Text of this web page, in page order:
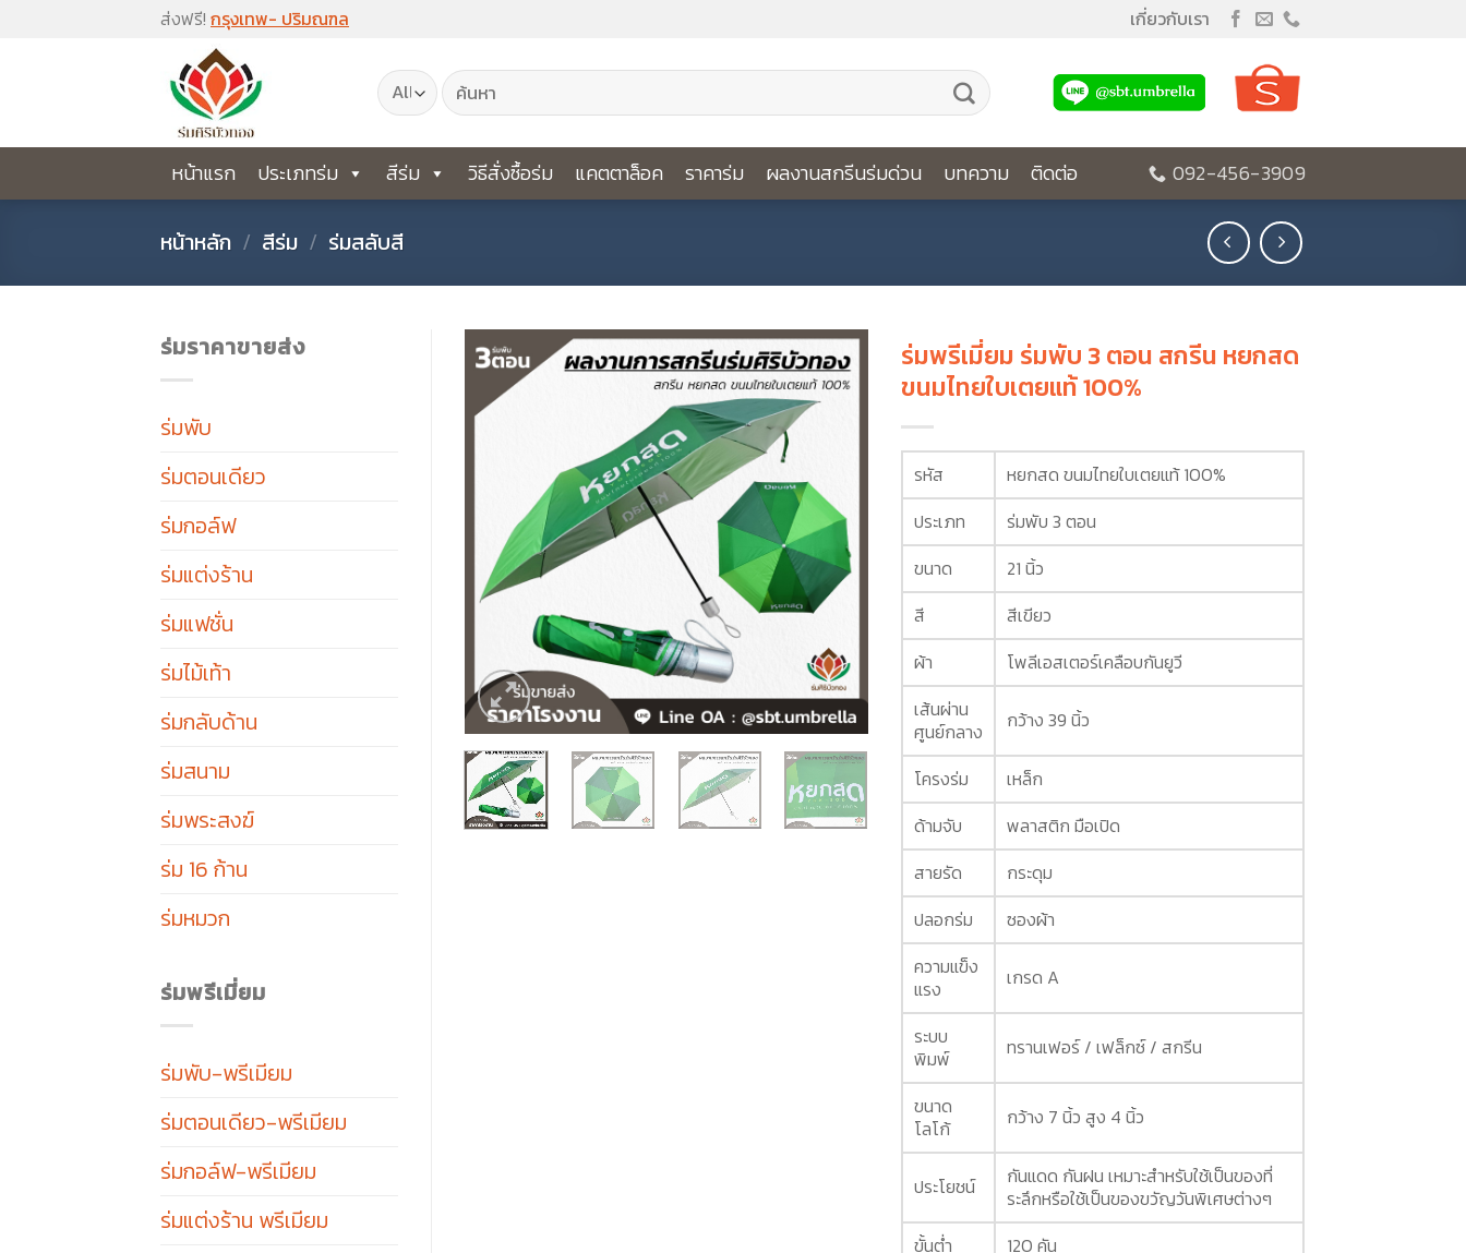
ส่งฟรี! กรุงเทพ- ปริมณฑล เกี่ยวกับเรา
ค้นหา:
หน้าแรก ประเภทร่ม สีร่ม วิธีสั่งซื้อร่ม แคตตาล็อค ราคาร่ม ผลงานสกรีนร่มด่วน บทความ ติดต่อ 092-456-3909
หน้าหลัก / สีร่ม / ร่มสลับสี
ร่มราคาขายส่ง
ร่มพับ
ร่มตอนเดียว
ร่มกอล์ฟ
ร่มแต่งร้าน
ร่มแฟชั่น
ร่มไม้เท้า
ร่มกลับด้าน
ร่มสนาม
ร่มพระสงฆ์
ร่ม 16 ก้าน
ร่มหมวก
ร่มพรีเมี่ยม
ร่มพับ-พรีเมียม
ร่มตอนเดียว-พรีเมียม
ร่มกอล์ฟ-พรีเมียม
ร่มแต่งร้าน พรีเมียม
ร่มพรีเมี่ยม ร่มพับ 3 ตอน สกรีน หยกสด
ขนมไทยใบเตยแท้ 100%
รหัส
หยกสด ขนมไทยใบเตยแท้ 100%
ประเภท
ร่มพับ 3 ตอน
ขนาด
21 นิ้ว
สี
สีเขียว
ผ้า
โพลีเอสเตอร์เคลือบกันยูวี
เส้นผ่าน
ศูนย์กลาง
กว้าง 39 นิ้ว
โครงร่ม
เหล็ก
ด้ามจับ
พลาสติก มือเปิด
สายรัด
กระดุม
ปลอกร่ม
ซองผ้า
ความแข็ง
แรง
เกรด A
ระบบ
พิมพ์
ทรานเฟอร์ / เฟล็กซ์ / สกรีน
ขนาด
โลโก้
กว้าง 7 นิ้ว สูง 4 นิ้ว
ประโยชน์
กันแดด กันฝน เหมาะสำหรับใช้เป็นของที่
ระลึกหรือใช้เป็นของขวัญวันพิเศษต่างๆ
ขั้นต่ำ
120 คัน